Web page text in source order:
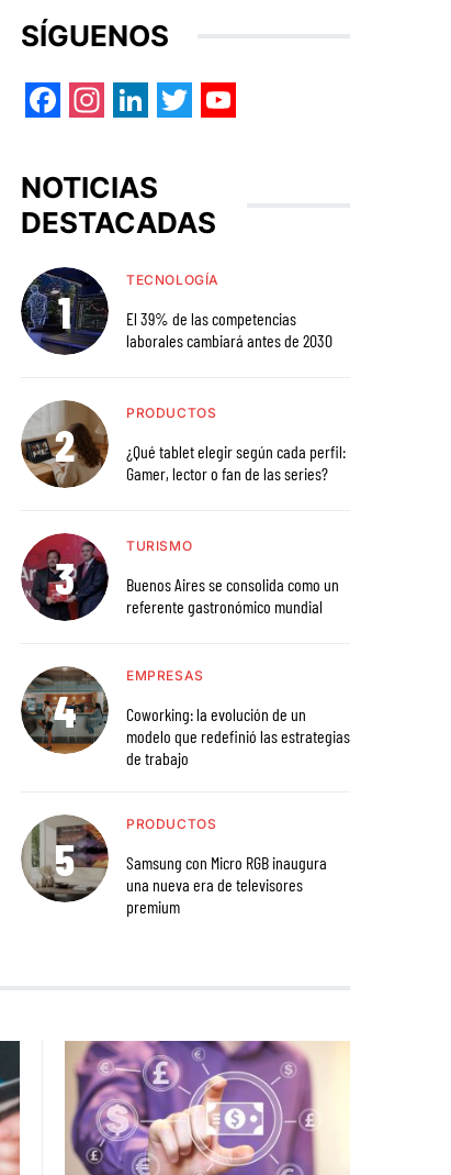
SÍGUENOS
NOTICIAS
DESTACADAS
TECNOLOGÍA
El 39% de las competencias
laborales cambiará antes de 2030
PRODUCTOS
¿Qué tablet elegir según cada perfil:
Gamer, lector o fan de las series?
TURISMO
Buenos Aires se consolida como un
referente gastronómico mundial
EMPRESAS
Coworking: la evolución de un
modelo que redefinió las estrategias
de trabajo
PRODUCTOS
Samsung con Micro RGB inaugura
una nueva era de televisores
premium